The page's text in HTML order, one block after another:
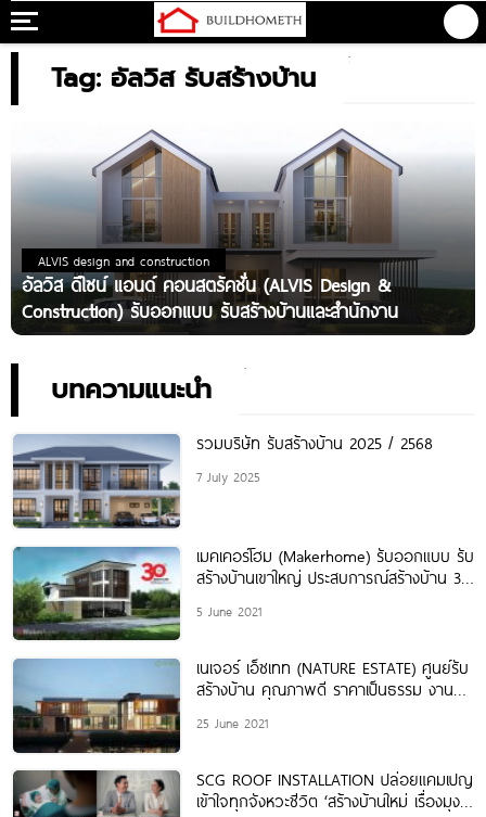
Tag: อัลวิส รับสร้างบ้าน
ALVIS design and construction
อัลวิส ดีไซน์ แอนด์ คอนสตรัคชั่น (ALVIS Design &
Construction) รับออกแบบ รับสร้างบ้านและสำนักงาน
บทความแนะนำ
รวมบริษัท รับสร้างบ้าน 2025 / 2568
7 July 2025
เมคเคอร์โฮม (Makerhome) รับออกแบบ รับ
สร้างบ้านเขาใหญ่ ประสบการณ์สร้างบ้าน 30
5 June 2021
เนเจอร์ เอ็ซเทท (NATURE ESTATE) ศูนย์รับ
สร้างบ้าน คุณภาพดี ราคาเป็นธรรม งาน
25 June 2021
SCG ROOF INSTALLATION ปล่อยแคมเปญ
เข้าใจทุกจังหวะชีวิต ‘สร้างบ้านใหม่ เรื่องมุง